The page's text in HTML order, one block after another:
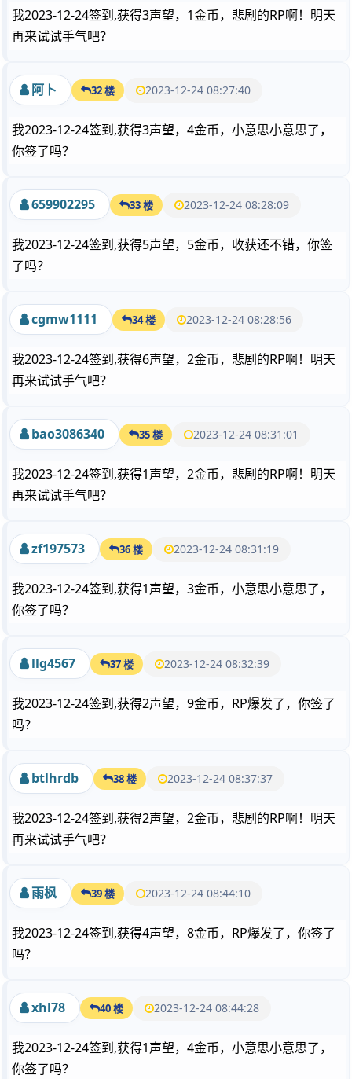
我2023-12-24签到,获得3声望，1金币，悲剧的RP啊！明天
再来试试手气吧？
阿卜 32 楼 2023-12-24 08:27:40
我2023-12-24签到,获得3声望，4金币，小意思小意思了，
你签了吗？
659902295 33 楼 2023-12-24 08:28:09
我2023-12-24签到,获得5声望，5金币，收获还不错，你签
了吗？
cgmw1111 34 楼 2023-12-24 08:28:56
我2023-12-24签到,获得6声望，2金币，悲剧的RP啊！明天
再来试试手气吧？
bao3086340 35 楼 2023-12-24 08:31:01
我2023-12-24签到,获得1声望，2金币，悲剧的RP啊！明天
再来试试手气吧？
zf197573 36 楼 2023-12-24 08:31:19
我2023-12-24签到,获得1声望，3金币，小意思小意思了，
你签了吗？
llg4567 37 楼 2023-12-24 08:32:39
我2023-12-24签到,获得2声望，9金币，RP爆发了，你签了
吗？
btlhrdb 38 楼 2023-12-24 08:37:37
我2023-12-24签到,获得2声望，2金币，悲剧的RP啊！明天
再来试试手气吧？
雨枫 39 楼 2023-12-24 08:44:10
我2023-12-24签到,获得4声望，8金币，RP爆发了，你签了
吗？
xhl78 40 楼 2023-12-24 08:44:28
我2023-12-24签到,获得1声望，4金币，小意思小意思了，
你签了吗？